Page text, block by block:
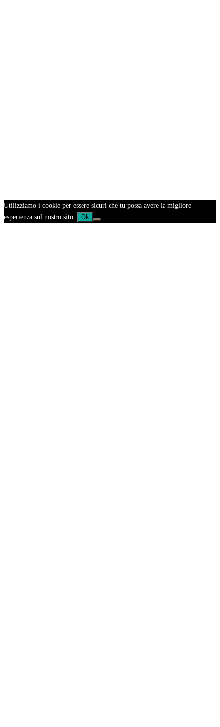
Utilizziamo i cookie per essere sicuri che tu possa avere la migliore
esperienza sul nostro sito.
Ok